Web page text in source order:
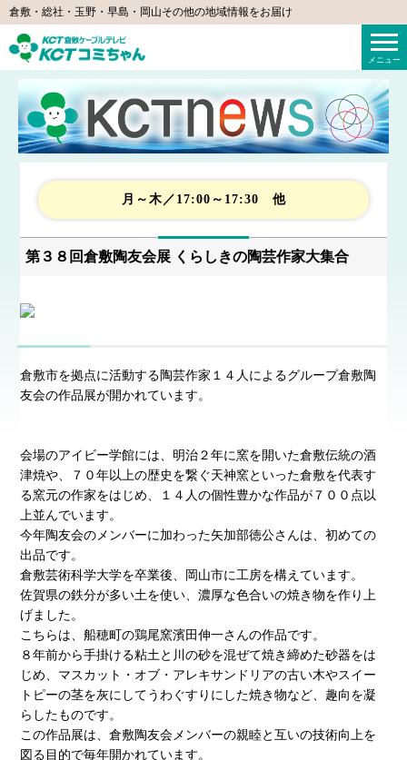
倉敷・総社・玉野・早島・岡山その他の地域情報をお届け
KCTコミちゃん（倉敷ケーブルテレビ）
メニュー
月～木／17:00～17:30 他
第３８回倉敷陶友会展 くらしきの陶芸作家大集合
倉敷市を拠点に活動する陶芸作家１４人によるグループ倉敷陶
友会の作品展が開かれています。
会場のアイビー学館には、明治２年に窯を開いた倉敷伝統の酒
津焼や、７０年以上の歴史を繋ぐ天神窯といった倉敷を代表す
る窯元の作家をはじめ、１４人の個性豊かな作品が７００点以
上並んでいます。
今年陶友会のメンバーに加わった矢加部徳公さんは、初めての
出品です。
倉敷芸術科学大学を卒業後、岡山市に工房を構えています。
佐賀県の鉄分が多い土を使い、濃厚な色合いの焼き物を作り上
げました。
こちらは、船穂町の鶏尾窯濱田伸一さんの作品です。
８年前から手掛ける粘土と川の砂を混ぜて焼き締めた砂器をは
じめ、マスカット・オブ・アレキサンドリアの古い木やスイー
トピーの茎を灰にしてうわぐすりにした焼き物など、趣向を凝
らしたものです。
この作品展は、倉敷陶友会メンバーの親睦と互いの技術向上を
図る目的で毎年開かれています。